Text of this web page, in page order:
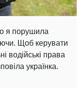
я порушила
Щоб керувати
водійські права
українка.